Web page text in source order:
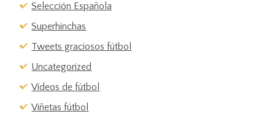
Selección Española
Superhinchas
Tweets graciosos fútbol
Uncategorized
Vídeos de fútbol
Viñetas fútbol